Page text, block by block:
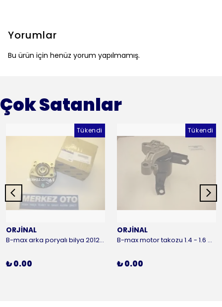
Yorumlar
Bu ürün için henüz yorum yapılmamış.
Çok Satanlar
Tükendi
ORJİNAL
B-max arka poryalı bilya 2012-2016 ORJİNAL
₺ 0.00
Tükendi
ORJİNAL
B-max motor takozu 1.4 - 1.6 benzinli 2012-2016 ORJİNAL
₺ 0.00